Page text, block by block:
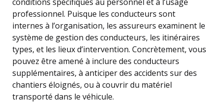
professionnel. Puisque les conducteurs sont
internes à l’organisation, les assureurs examinent le
système de gestion des conducteurs, les itinéraires
types, et les lieux d’intervention. Concrètement, vous
pouvez être amené à inclure des conducteurs
supplémentaires, à anticiper des accidents sur des
chantiers éloignés, ou à couvrir du matériel
transporté dans le véhicule.